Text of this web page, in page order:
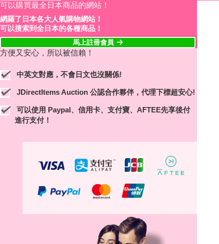
可以購買最全日本商品的網站！
網羅了日本各大人氣購物網站！
可以搜索到全日本的各種商品！
馬上註冊會員
方便又安心，所以被信賴！
中英文對應，不會日文也沒關係!
JDirectItems Auction 公認合作夥伴，代理下標超安心!
可以使用 Paypal、信用卡、支付寶、 AFTEE先享後付
進行支付！